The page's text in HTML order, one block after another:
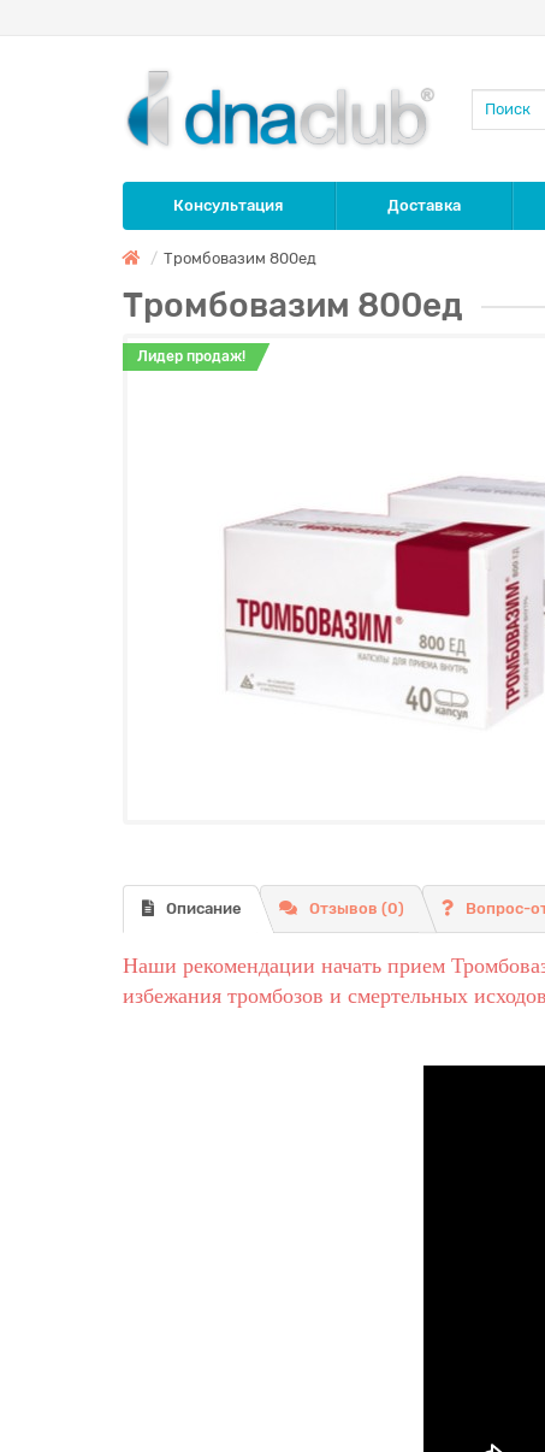
Консультация Доставка
Тромбовазим 800ед
Тромбовазим 800ед
Лидер продаж!
Описание Отзывов (0) Вопрос-
Наши рекомендации начать прием
избежания тромбозов и смертельных